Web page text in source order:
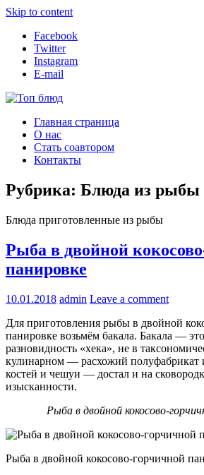
Skip to content
Facebook
Twitter
Instagram
E-mail
Топ блюд
Рецепты со всего мира
Главная страница
О нас
Стать соавтором
Контакты
Рубрика: Блюда из рыбы
Блюда приготовленные из рыбы
Рыба в двойной
панировке
10.01.2018 admin Leave a comment
Для приготовления рыбы в двойной
панировке возьмём бакала. Бакала —
разновидность «хека», не в
кулинарном — расхожий полуфабрикат
костей и чешуи — достал и на
изысканности.
Рыба в двойной кокосово-
Рыба в двойной кокосово-горчичной